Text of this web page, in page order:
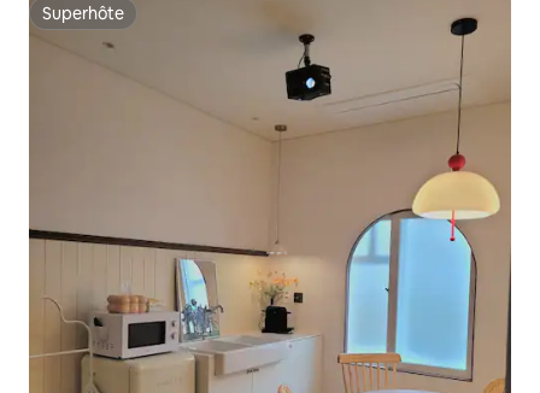
Superhôte
Superhôte